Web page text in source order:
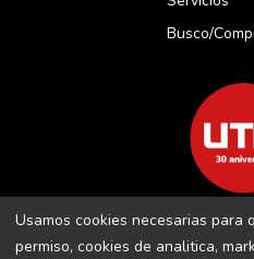
Usamos cookies necesarias para
permiso, cookies de analitica,
Busco/
REVISTA UTIL MENORCA S.L C/